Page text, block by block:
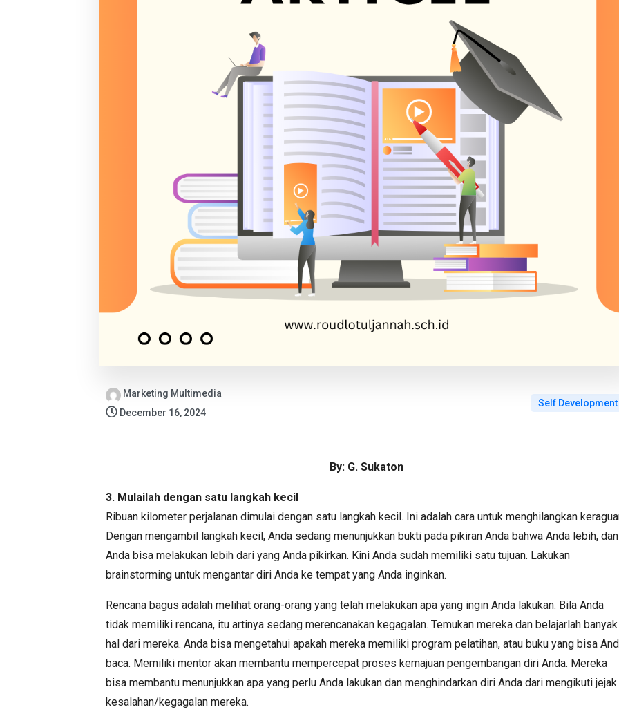
Marketing Multimedia
December 16, 2024
Self Development
By: G. Sukaton
3. Mulailah dengan satu langkah kecil
Ribuan kilometer perjalanan dimulai dengan satu langkah kecil. Ini adalah cara untuk menghilangkan
Dengan mengambil langkah kecil, Anda sedang menunjukkan bukti pada pikiran Anda bahwa Anda lebih, dan
Anda bisa melakukan lebih dari yang Anda pikirkan. Kini Anda sudah memiliki satu tujuan. Lakukan
brainstorming untuk mengantar diri Anda ke tempat yang Anda inginkan.
Rencana bagus adalah melihat orang-orang yang telah melakukan apa yang ingin Anda lakukan. Bila Anda
tidak memiliki rencana, itu artinya sedang merencanakan kegagalan. Temukan mereka dan belajarlah banyak
hal dari mereka. Anda bisa mengetahui apakah mereka memiliki program pelatihan, atau buku yang bisa
baca. Memiliki mentor akan membantu mempercepat proses kemajuan pengembangan diri Anda. Mereka
bisa membantu menunjukkan apa yang perlu Anda lakukan dan menghindarkan diri Anda dari mengikuti jejak
kesalahan/kegagalan mereka.